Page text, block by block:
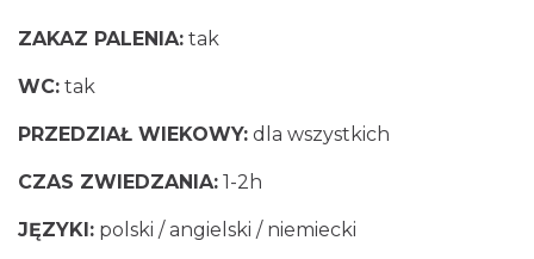
ZAKAZ PALENIA: tak
WC: tak
PRZEDZIAŁ WIEKOWY: dla wszystkich
CZAS ZWIEDZANIA: 1-2h
JĘZYKI: polski / angielski / niemiecki